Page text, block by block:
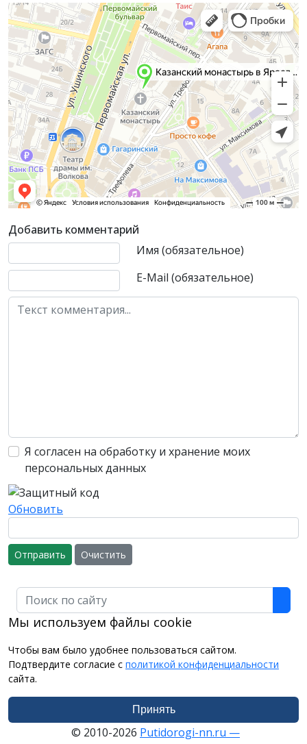
Добавить комментарий
Имя (обязательное)
E-Mail (обязательное)
Текст комментария
Я согласен на обработку и хранение моих
персональных данных
Обновить
Отправить Очистить
Поиск
Мы используем файлы cookie
Чтобы вам было удобнее пользоваться сайтом.
Подтвердите согласие с политикой конфиденциальности
сайта.
Принять
© 2010-2026 Putidorogi-nn.ru —